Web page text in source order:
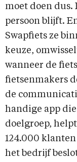
moet doen dus.
persoon blijft.
Swapfiets ze
keuze,
wanneer de
fietsenmakers
de
handige app die
doelgroep,
124.000
het bedrijf